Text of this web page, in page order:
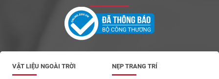
VẬT LIỆU NGOÀI TRỜI NẸP TRANG TRÍ